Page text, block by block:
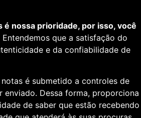
é nossa prioridade, por isso, você
Entendemos que a satisfação do
e da confiabilidade de
é submetido a controles de
enviado. Dessa forma, proporciona
de saber que estão recebendo